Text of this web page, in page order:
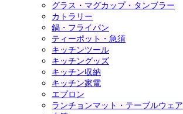
グラス・マグカップ・タンブラー
カトラリー
鍋・フライパン
ティーポット・急須
キッチンツール
キッチングッズ
キッチン収納
キッチン家電
エプロン
ランチョンマット・テーブルウェア